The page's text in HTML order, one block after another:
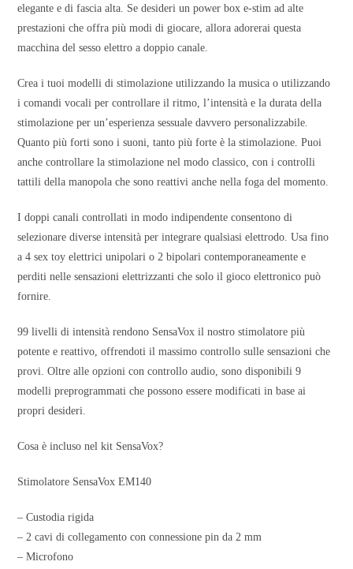
elegante e di fascia alta. Se desideri un power box e-stim ad alte
prestazioni che offra più modi di giocare, allora adorerai questa
macchina del sesso elettro a doppio canale.
Crea i tuoi modelli di stimolazione utilizzando la musica o utilizzando
i comandi vocali per controllare il ritmo, l’intensità e la durata della
stimolazione per un’esperienza sessuale davvero personalizzabile.
Quanto più forti sono i suoni, tanto più forte è la stimolazione. Puoi
anche controllare la stimolazione nel modo classico, con i controlli
tattili della manopola che sono reattivi anche nella foga del momento.
I doppi canali controllati in modo indipendente consentono di
selezionare diverse intensità per integrare qualsiasi elettrodo. Usa fino
a 4 sex toy elettrici unipolari o 2 bipolari contemporaneamente e
perditi nelle sensazioni elettrizzanti che solo il gioco elettronico può
fornire.
99 livelli di intensità rendono SensaVox il nostro stimolatore più
potente e reattivo, offrendoti il massimo controllo sulle sensazioni che
provi. Oltre alle opzioni con controllo audio, sono disponibili 9
modelli preprogrammati che possono essere modificati in base ai
propri desideri.
Cosa è incluso nel kit SensaVox?
Stimolatore SensaVox EM140
– Custodia rigida
– 2 cavi di collegamento con connessione pin da 2 mm
– Microfono